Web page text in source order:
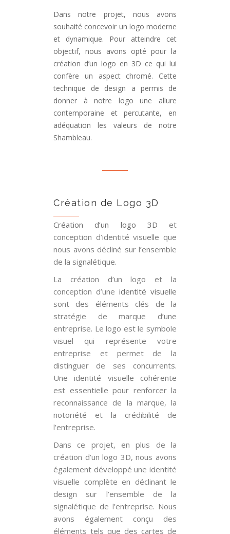
Dans notre projet, nous avons
souhaité concevoir un logo moderne
et dynamique. Pour atteindre cet
objectif, nous avons opté pour la
création d’un logo en 3D ce qui lui
confère un aspect chromé. Cette
technique de design a permis de
donner à notre logo une allure
contemporaine et percutante, en
adéquation les valeurs de notre
Shambleau.
Création de Logo 3D
Création d’un logo 3D et
conception d’identité visuelle que
nous avons décliné sur l’ensemble
de la signalétique.
La création d’un logo et la
conception d’une identité visuelle
sont des éléments clés de la
stratégie de marque d’une
entreprise. Le logo est le symbole
visuel qui représente votre
entreprise et permet de la
distinguer de ses concurrents.
Une identité visuelle cohérente
est essentielle pour renforcer la
reconnaissance de la marque, la
notoriété et la crédibilité de
l’entreprise.
Dans ce projet, en plus de la
création d’un logo 3D, nous avons
également développé une identité
visuelle complète en déclinant le
design sur l’ensemble de la
signalétique de l’entreprise. Nous
avons également conçu des
éléments tels que des cartes de